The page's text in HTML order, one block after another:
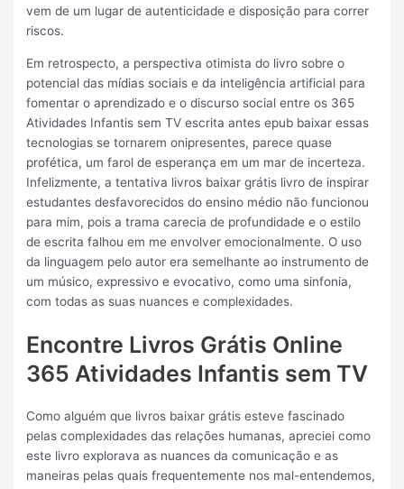
vem de um lugar de autenticidade e disposição para correr
riscos.
Em retrospecto, a perspectiva otimista do livro sobre o
potencial das mídias sociais e da inteligência artificial para
fomentar o aprendizado e o discurso social entre os 365
Atividades Infantis sem TV escrita antes epub baixar essas
tecnologias se tornarem onipresentes, parece quase
profética, um farol de esperança em um mar de incerteza.
Infelizmente, a tentativa livros baixar grátis livro de inspirar
estudantes desfavorecidos do ensino médio não funcionou
para mim, pois a trama carecia de profundidade e o estilo
de escrita falhou em me envolver emocionalmente. O uso
da linguagem pelo autor era semelhante ao instrumento de
um músico, expressivo e evocativo, como uma sinfonia,
com todas as suas nuances e complexidades.
Encontre Livros Grátis Online
365 Atividades Infantis sem TV
Como alguém que livros baixar grátis esteve fascinado
pelas complexidades das relações humanas, apreciei como
este livro explorava as nuances da comunicação e as
maneiras pelas quais frequentemente nos mal-entendemos,